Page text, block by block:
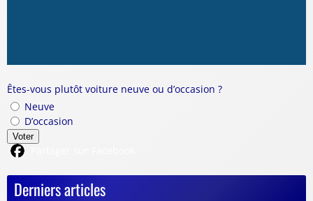
Êtes-vous plutôt voiture neuve ou d’occasion ?
Neuve
D’occasion
Voter
Derniers articles